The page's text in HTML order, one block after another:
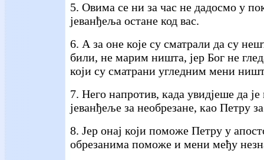
5. Овима се ни за час не дадосмо у
јеванђеља остане код вас.
6. А за оне које су сматрали да су
били, не марим ништа, јер Бог не
који су сматрани угледним мени
7. Него напротив, када увидјеше да
јеванђеље за необрезане, као Петру
8. Јер онај који поможе Петру у
обрезанима поможе и мени међу